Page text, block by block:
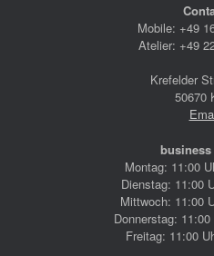
Mobile: +49
Atelier: +49
Krefelder
50670
Montag: 11:00
Dienstag: 11:00
Mittwoch: 11:00
Donnerstag:
Freitag: 11:00